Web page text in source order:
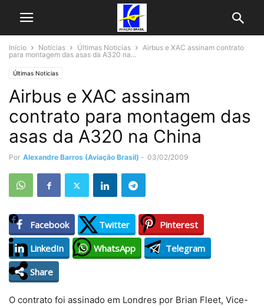
Início Notícias Últimas Noticias
Airbus e XAC assinam contrato
para montagem das asas da A320 na...
Últimas Noticias
Airbus e XAC assinam
contrato para montagem das
asas da A320 na China
Por Alexandre Barros (Aviação Brasil) - 03/02/2009
Facebook Twitter
Pinterest
LinkedIn
WhatsApp
Telegram
Share
O contrato foi assinado em Londres por Brian Fleet, Vice-